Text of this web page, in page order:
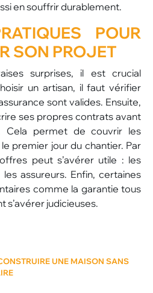
en souffrir durablement.
POUR
SON PROJET
surprises, il est crucial
un artisan, il faut vérifier
sont valides. Ensuite,
ses propres contrats avant
Cela permet de couvrir les
premier jour du chantier. Par
peut s’avérer utile : les
assureurs. Enfin, certaines
comme la garantie tous
s’avérer judicieuses.
UNE MAISON SANS